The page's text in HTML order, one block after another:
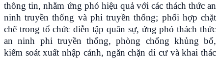
thông tin, nhằm ứng phó hiệu quả với các thách thức an
ninh truyền thống và phi truyền thống; phối hợp chặt
chẽ trong tổ chức diễn tập quân sự, ứng phó thách thức
an ninh phi truyền thống, phòng chống khủng bố,
kiểm soát xuất nhập cảnh, ngăn chặn di cư và khai thác